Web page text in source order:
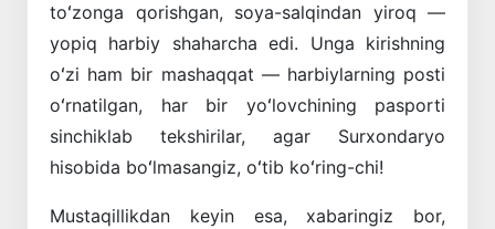
toʻzonga qorishgan, soya-salqindan yiroq —
yopiq harbiy shaharcha edi. Unga kirishning
oʻzi ham bir mashaqqat — harbiylarning posti
oʻrnatilgan, har bir yoʻlovchining pasporti
sinchiklab tekshirilar, agar Surxondaryo
hisobida boʻlmasangiz, oʻtib koʻring-chi!
Mustaqillikdan keyin esa, xabaringiz bor,